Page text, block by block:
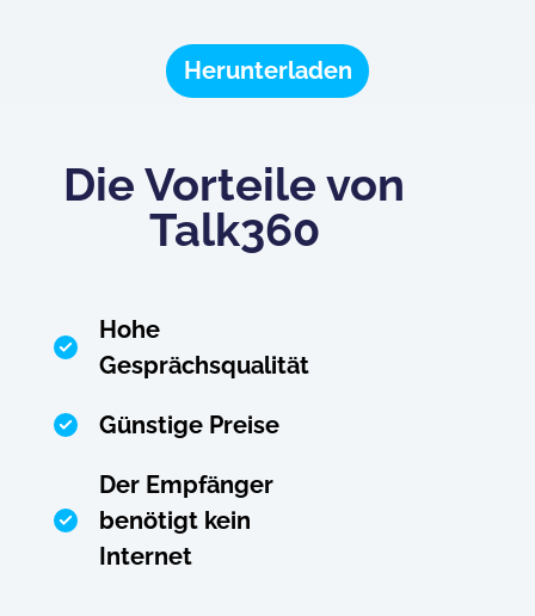
Herunterladen
Die Vorteile von
Talk360
Hohe
Gesprächsqualität
Günstige Preise
Der Empfänger
benötigt kein
Internet